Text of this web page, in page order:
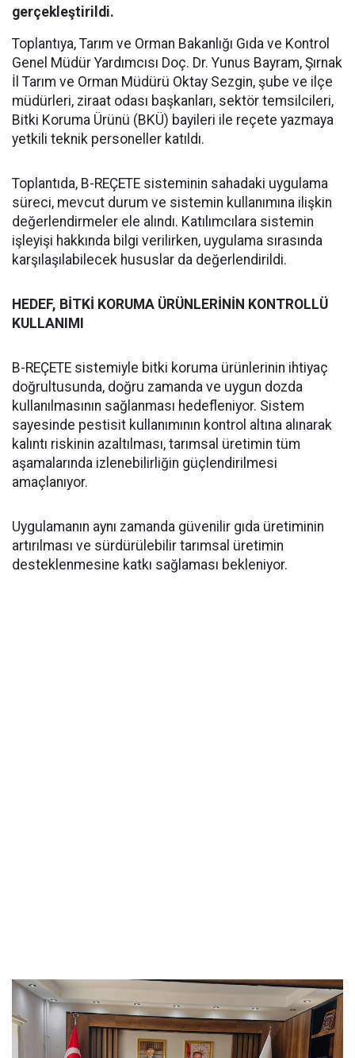
gerçekleştirildi.
Toplantıya, Tarım ve Orman Bakanlığı Gıda ve Kontrol
Genel Müdür Yardımcısı Doç. Dr. Yunus Bayram, Şırnak
İl Tarım ve Orman Müdürü Oktay Sezgin, şube ve ilçe
müdürleri, ziraat odası başkanları, sektör temsilcileri,
Bitki Koruma Ürünü (BKÜ) bayileri ile reçete yazmaya
yetkili teknik personeller katıldı.
Toplantıda, B-REÇETE sisteminin sahadaki uygulama
süreci, mevcut durum ve sistemin kullanımına ilişkin
değerlendirmeler ele alındı. Katılımcılara sistemin
işleyişi hakkında bilgi verilirken, uygulama sırasında
karşılaşılabilecek hususlar da değerlendirildi.
HEDEF, BİTKİ KORUMA ÜRÜNLERİNİN KONTROLLÜ
KULLANIMI
B-REÇETE sistemiyle bitki koruma ürünlerinin ihtiyaç
doğrultusunda, doğru zamanda ve uygun dozda
kullanılmasının sağlanması hedefleniyor. Sistem
sayesinde pestisit kullanımının kontrol altına alınarak
kalıntı riskinin azaltılması, tarımsal üretimin tüm
aşamalarında izlenebilirliğin güçlendirilmesi
amaçlanıyor.
Uygulamanın aynı zamanda güvenilir gıda üretiminin
artırılması ve sürdürülebilir tarımsal üretimin
desteklenmesine katkı sağlaması bekleniyor.